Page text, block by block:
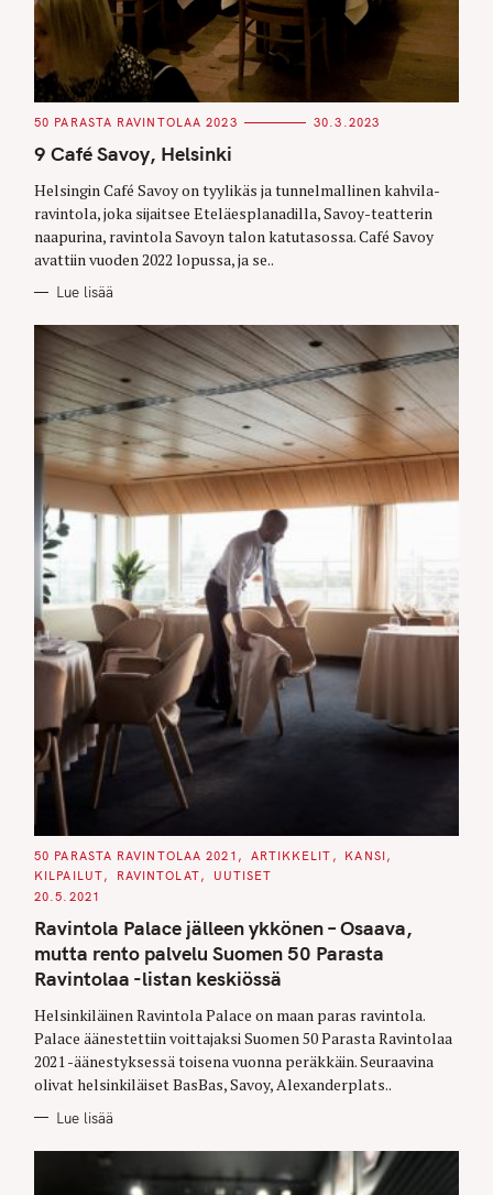
C
T
E
O
R
I
S
50 PARASTA RAVINTOLAA 2023 30.3.2023
9 Café Savoy, Helsinki
Helsingin Café Savoy on tyylikäs ja tunnelmallinen kahvila-
ravintola, joka sijaitsee Eteläesplanadilla, Savoy-teatterin
naapurina, ravintola Savoyn talon katutasossa. Café Savoy
avattiin vuoden 2022 lopussa, ja se..
Lue lisää
C
T
E
O
R
E
S
50 PARASTA RAVINTOLAA 2021 ARTIKKELIT
KANSI
KILPAILUT
RAVINTOLAT
UUTISET
20.5.2021
Ravintola Palace jälleen ykkönen – Osaava,
mutta rento palvelu Suomen 50 Parasta
Ravintolaa -listan keskiössä
Helsinkiläinen Ravintola Palace on maan paras ravintola.
Palace äänestettiin voittajaksi Suomen 50 Parasta Ravintolaa
2021 -äänestyksessä toisena vuonna peräkkäin. Seuraavina
olivat helsinkiläiset BasBas, Savoy, Alexanderplats..
Lue lisää